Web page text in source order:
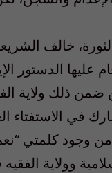
خالف
عليها الدستور
ضمن ذلك ولاية
في الاستفتاء
من وجود كلمتي
وولاية